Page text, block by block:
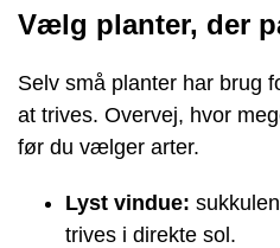
Vælg planter, der
Selv små planter har brug
at trives. Overvej, hvor
før du vælger arter.
Lyst vindue:
trives i direkte sol.